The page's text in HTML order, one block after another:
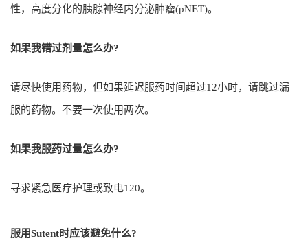
性，高度分化的胰腺神经内分泌肿瘤(pNET)。
如果我错过剂量怎么办?
请尽快使用药物，但如果延迟服药时间超过12小时，请跳过漏
服的药物。不要一次使用两次。
如果我服药过量怎么办?
寻求紧急医疗护理或致电120。
服用Sutent时应该避免什么?